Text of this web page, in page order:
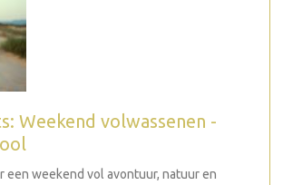
Weekend volwassenen -
een weekend vol avontuur, natuur en